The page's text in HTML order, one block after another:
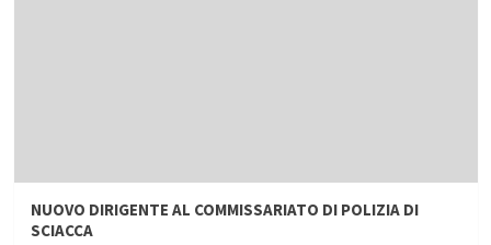
NUOVO DIRIGENTE AL COMMISSARIATO DI POLIZIA DI
SCIACCA